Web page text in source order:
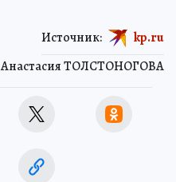
Анастасия ТОЛСТОНОГОВА
Источник: kp.ru